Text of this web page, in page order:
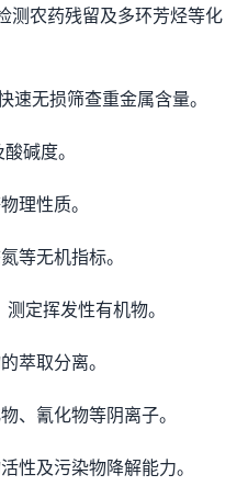
测农药残留及多环芳烃等化
速无损筛查重金属含量。
碱度。
理性质。
等无机指标。
定挥发性有机物。
萃取分离。
、氰化物等阴离子。
性及污染物降解能力。